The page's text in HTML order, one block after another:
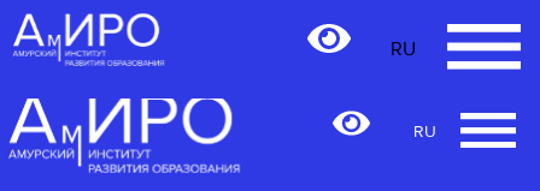
RU
RU